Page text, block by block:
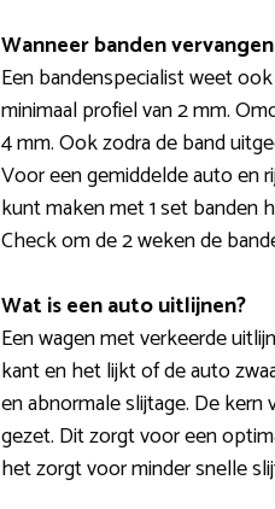
Wanneer banden vervangen
Een bandenspecialist weet
minimaal profiel van 2 mm.
4 mm. Ook zodra de band
Voor een gemiddelde auto en
kunt maken met 1 set banden
Check om de 2 weken de
Wat is een auto uitlijnen?
Een wagen met verkeerde
kant en het lijkt of de auto
en abnormale slijtage. De
gezet. Dit zorgt voor een
het zorgt voor minder snelle